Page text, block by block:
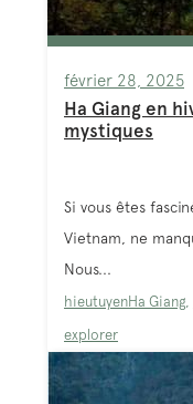
février 28, 2025
Ha Giang en
mystiques
Si vous êtes
Vietnam, ne
Nous...
hieutuyenHa Giang
explorer